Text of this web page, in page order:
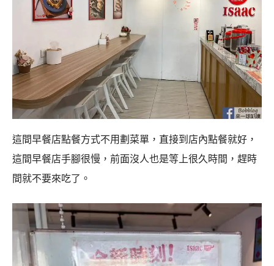
這間早餐店點餐方式不用劃菜單，直接到店內點餐就好，
這間早餐店手腳很慢，前面沒人也是等上很久時間，趕時
間就不要來吃了。